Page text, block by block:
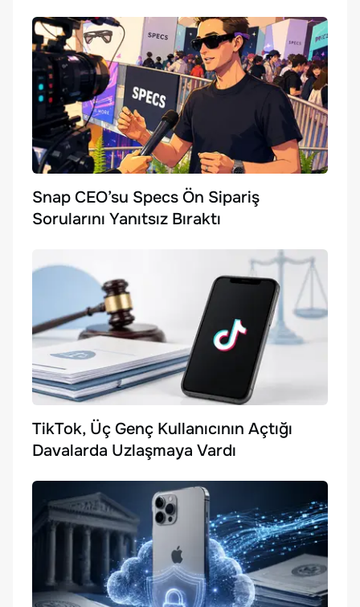
Snap CEO’su Specs Ön Sipariş
Sorularını Yanıtsız Bıraktı
TikTok, Üç Genç Kullanıcının Açtığı
Davalarda Uzlaşmaya Vardı